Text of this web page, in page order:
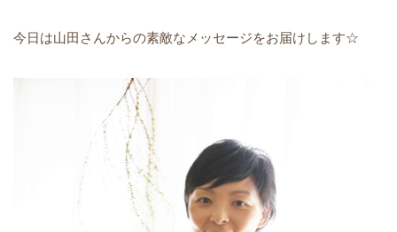
今日は山田さんからの素敵なメッセージをお届けします☆